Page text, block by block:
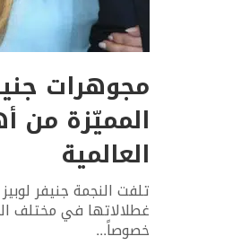
مجوهرات
المميّزة من
العالمية
تلفت النجمة جنيفر
غطلالاتها في مختلف
خصوصاً...